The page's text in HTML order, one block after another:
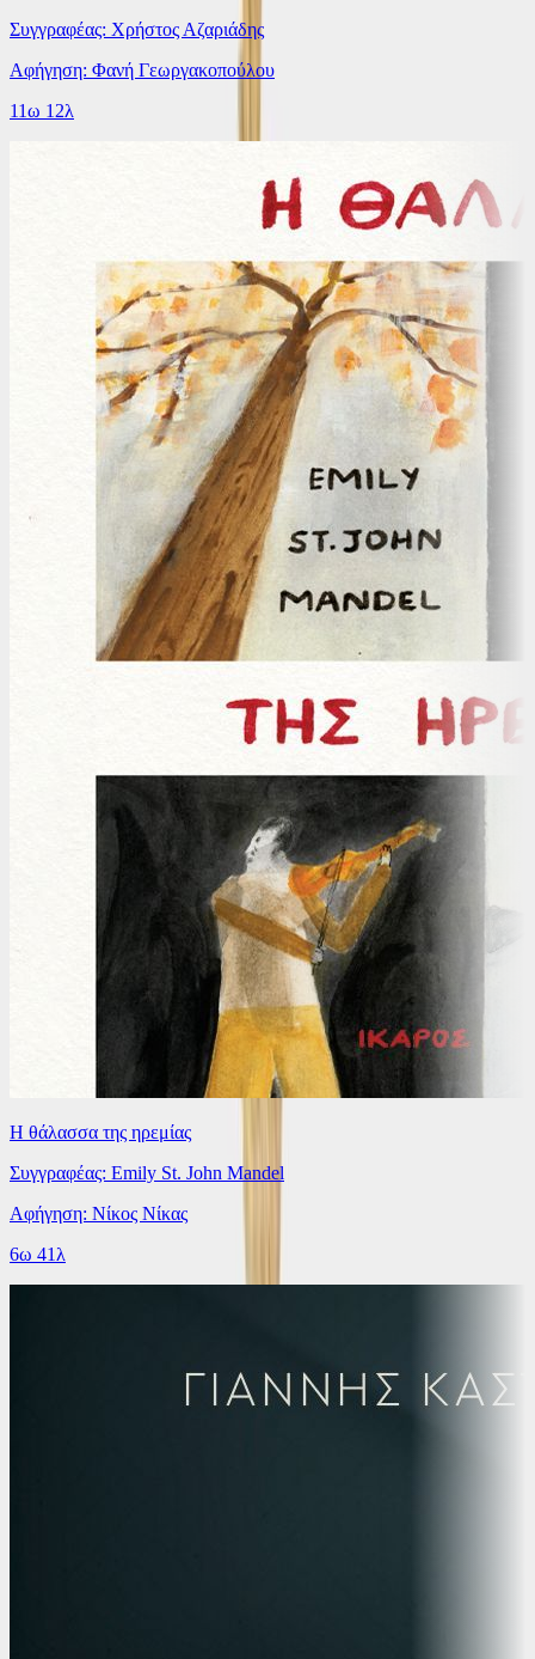
Συγγραφέας: Χρήστος Αζαριάδης
Αφήγηση: Φανή Γεωργακοπούλου
11ω 12λ
Η θάλασσα της ηρεμίας
Συγγραφέας: Emily St. John Mandel
Αφήγηση: Νίκος Νίκας
6ω 41λ